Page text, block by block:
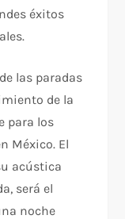
éxitos
las paradas
de la
para los
México. El
acústica
será el
noche